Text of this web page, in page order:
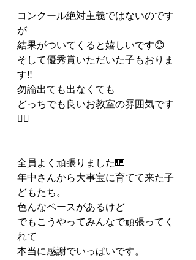
コンクール絶対主義ではないのです
が
結果がついてくると嬉しいです😊
そして優秀賞いただいた子もおりま
す‼️
勿論出ても出なくても
どっちでも良いお教室の雰囲気です
🙆‍♀️
全員よく頑張りました🎹
年中さんから大事宝に育てて来た子
どもたち。
色んなペースがあるけど
でもこうやってみんなで頑張ってく
れて
本当に感謝でいっぱいです。